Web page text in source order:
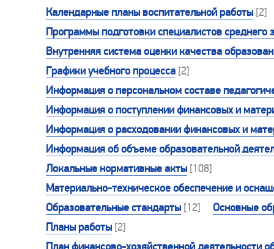
Календарные планы воспитательной работы [2]
Программы подготовки специалистов среднего
Внутренняя система оценки качества
Графики учебного процесса [2]
Информация о персональном составе
Информация о поступлении финансовых и
Информация о расходовании финансовых и
Информация об объеме образовательной
Локальные нормативные акты [108]
Материально-техническое обеспечение и
Образовательные стандарты [12]
Основные
Планы работы [2]